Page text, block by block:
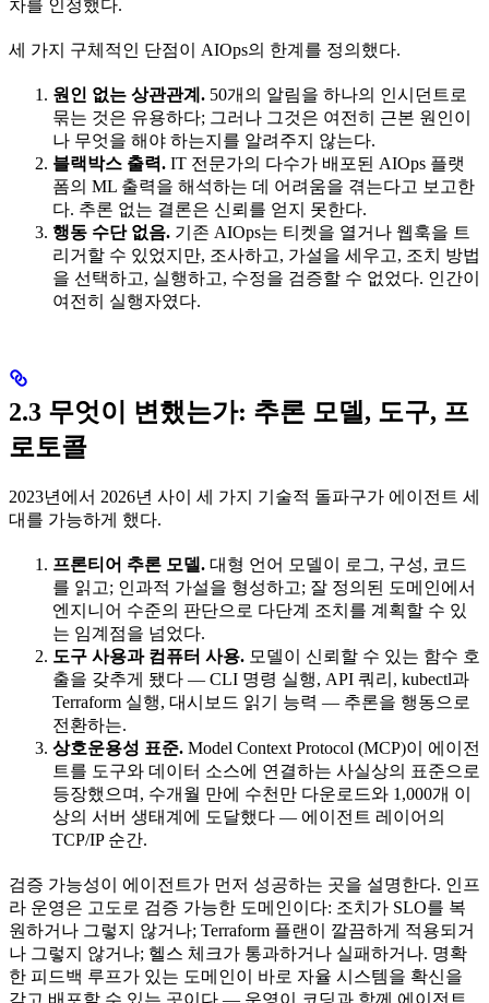
차를 인정했다.
세 가지 구체적인 단점이 AIOps의 한계를 정의했다.
원인 없는 상관관계. 50개의 알림을 하나의 인시던트로
묶는 것은 유용하다; 그러나 그것은 여전히 근본 원인이
나 무엇을 해야 하는지를 알려주지 않는다.
블랙박스 출력. IT 전문가의 다수가 배포된 AIOps 플랫
폼의 ML 출력을 해석하는 데 어려움을 겪는다고 보고한
다. 추론 없는 결론은 신뢰를 얻지 못한다.
행동 수단 없음. 기존 AIOps는 티켓을 열거나 웹훅을 트
리거할 수 있었지만, 조사하고, 가설을 세우고, 조치 방법
을 선택하고, 실행하고, 수정을 검증할 수 없었다. 인간이
여전히 실행자였다.
2.3 무엇이 변했는가: 추론 모델, 도구, 프
로토콜
2023년에서 2026년 사이 세 가지 기술적 돌파구가 에이전트 세
대를 가능하게 했다.
프론티어 추론 모델. 대형 언어 모델이 로그, 구성, 코드
를 읽고; 인과적 가설을 형성하고; 잘 정의된 도메인에서
엔지니어 수준의 판단으로 다단계 조치를 계획할 수 있
는 임계점을 넘었다.
도구 사용과 컴퓨터 사용. 모델이 신뢰할 수 있는 함수 호
출을 갖추게 됐다 — CLI 명령 실행, API 쿼리, kubectl과
Terraform 실행, 대시보드 읽기 능력 — 추론을 행동으로
전환하는.
상호운용성 표준. Model Context Protocol (MCP)이 에이전
트를 도구와 데이터 소스에 연결하는 사실상의 표준으로
등장했으며, 수개월 만에 수천만 다운로드와 1,000개 이
상의 서버 생태계에 도달했다 — 에이전트 레이어의
TCP/IP 순간.
검증 가능성이 에이전트가 먼저 성공하는 곳을 설명한다. 인프
라 운영은 고도로 검증 가능한 도메인이다: 조치가 SLO를 복
원하거나 그렇지 않거나; Terraform 플랜이 깔끔하게 적용되거
나 그렇지 않거나; 헬스 체크가 통과하거나 실패하거나. 명확
한 피드백 루프가 있는 도메인이 바로 자율 시스템을 확신을
갖고 배포할 수 있는 곳이다 — 운영이 코딩과 함께 에이전트